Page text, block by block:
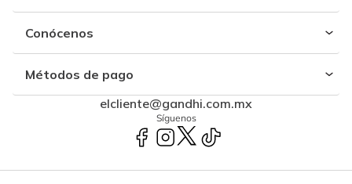
Conócenos
Métodos de pago
elcliente@gandhi.com.mx
Síguenos